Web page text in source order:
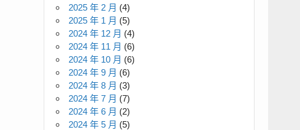
2025 年 2 月 (4)
2025 年 1 月 (5)
2024 年 12 月 (4)
2024 年 11 月 (6)
2024 年 10 月 (6)
2024 年 9 月 (6)
2024 年 8 月 (3)
2024 年 7 月 (7)
2024 年 6 月 (2)
2024 年 5 月 (5)